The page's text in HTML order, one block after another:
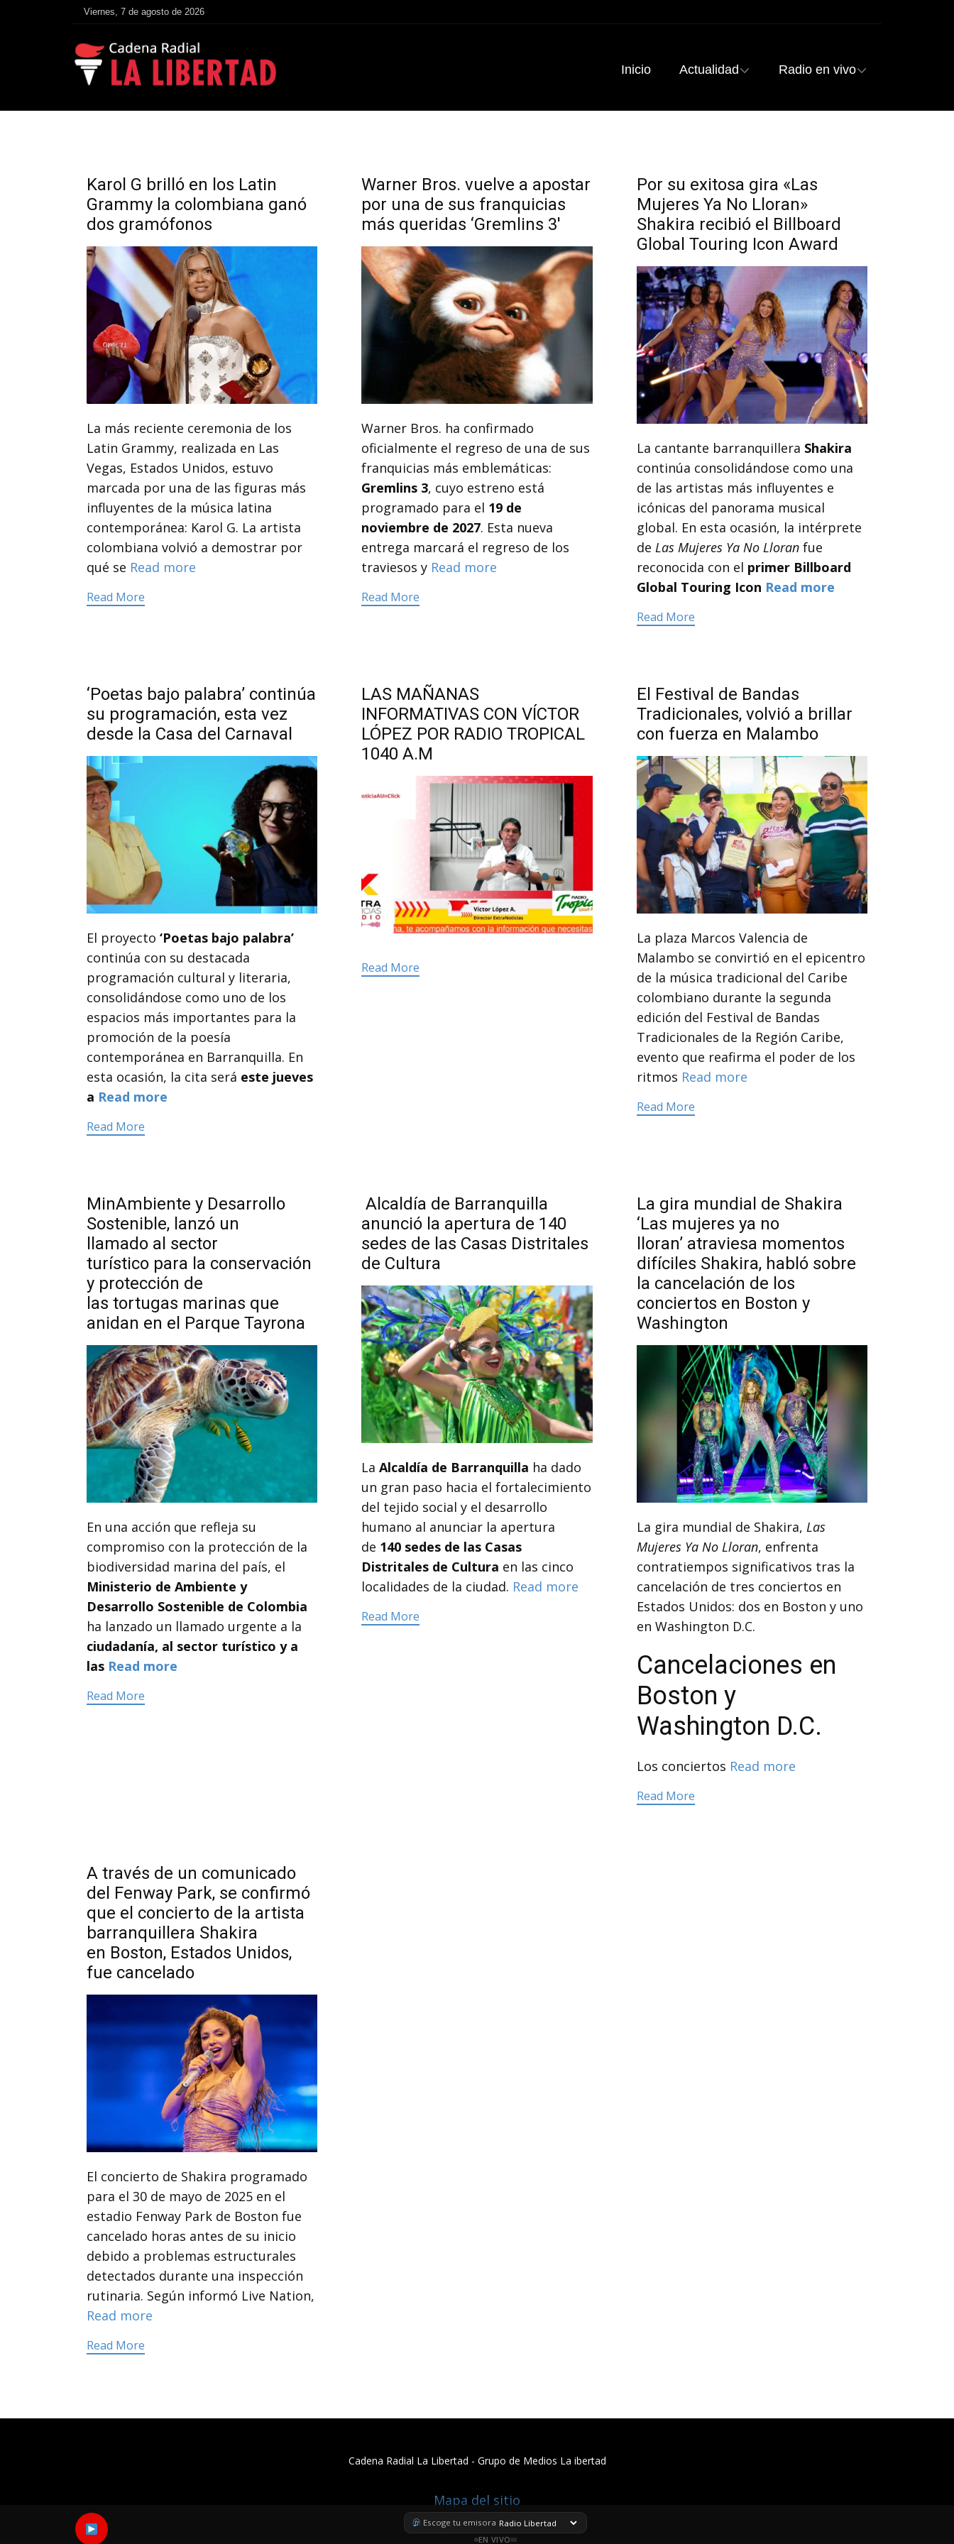
Viernes, 7 de agosto de 2026
Inicio Actualidad Radio en vivo
Karol G brilló en los Latin
Grammy la colombiana ganó
dos gramófonos
La más reciente ceremonia de los
Latin Grammy, realizada en Las
Vegas, Estados Unidos, estuvo
marcada por una de las figuras más
influyentes de la música latina
contemporánea: Karol G. La artista
colombiana volvió a demostrar por
qué se Read more
Read More
Warner Bros. vuelve a apostar
por una de sus franquicias
más queridas ‘Gremlins 3′
Warner Bros. ha confirmado
oficialmente el regreso de una de sus
franquicias más emblemáticas:
Gremlins 3, cuyo estreno está
programado para el 19 de
noviembre de 2027. Esta nueva
entrega marcará el regreso de los
traviesos y Read more
Read More
Por su exitosa gira «Las
Mujeres Ya No Lloran»
Shakira recibió el Billboard
Global Touring Icon Award
La cantante barranquillera Shakira
continúa consolidándose como una
de las artistas más influyentes e
icónicas del panorama musical
global. En esta ocasión, la intérprete
de Las Mujeres Ya No Lloranfue
reconocida con el primer Billboard
Global Touring Icon Read more
Read More
‘Poetas bajo palabra’ continúa
su programación, esta vez
desde la Casa del Carnaval
El proyecto ‘Poetas bajo palabra’
continúa con su destacada
programación cultural y literaria,
consolidándose como uno de los
espacios más importantes para la
promoción de la poesía
contemporánea en Barranquilla. En
esta ocasión, la cita será este jueves
a Read more
Read More
LAS MAÑANAS
INFORMATIVAS CON VÍCTOR
LÓPEZ POR RADIO TROPICAL
1040 A.M
Read More
El Festival de Bandas
Tradicionales, volvió a brillar
con fuerza en Malambo
La plaza Marcos Valencia de
Malambo se convirtió en el epicentro
de la música tradicional del Caribe
colombiano durante la segunda
edición del Festival de Bandas
Tradicionales de la Región Caribe,
evento que reafirma el poder de los
ritmos Read more
Read More
MinAmbiente y Desarrollo
Sostenible, lanzó un
llamado al sector
turístico para la conservación
y protección de
las tortugas marinas que
anidan en el Parque Tayrona
En una acción que refleja su
compromiso con la protección de la
biodiversidad marina del país, el
Ministerio de Ambiente y
Desarrollo Sostenible de Colombia
ha lanzado un llamado urgente a la
ciudadanía, al sector turístico y a
las Read more
Read More
Alcaldía de Barranquilla
anunció la apertura de 140
sedes de las Casas Distritales
de Cultura
LaAlcaldía de Barranquilla ha dado
un gran paso hacia el fortalecimiento
del tejido social y el desarrollo
humano al anunciar la apertura
de 140 sedes de las Casas
Distritales de Cultura en las cinco
localidades de la ciudad. Read more
Read More
La gira mundial de Shakira
‘Las mujeres ya no
lloran’ atraviesa momentos
difíciles Shakira, habló sobre
la cancelación de los
conciertos en Boston y
Washington
La gira mundial de Shakira, Las
Mujeres Ya No Lloran, enfrenta
contratiempos significativos tras la
cancelación de tres conciertos en
Estados Unidos: dos en Boston y uno
en Washington D.C.
Cancelaciones en
Boston y
Washington D.C.
Los conciertos Read more
Read More
A través de un comunicado
del Fenway Park, se confirmó
que el concierto de la artista
barranquillera Shakira
en Boston, Estados Unidos,
fue cancelado
El concierto de Shakira programado
para el 30 de mayo de 2025 en el
estadio Fenway Park de Boston fue
cancelado horas antes de su inicio
debido a problemas estructurales
detectados durante una inspección
rutinaria. Según informó Live Nation,
Read more
Read More
Escoge tu emisora
EN VIVO
Cadena Radial La Libertad​ - Grupo de Medios La ibertad
Mapa del sitio